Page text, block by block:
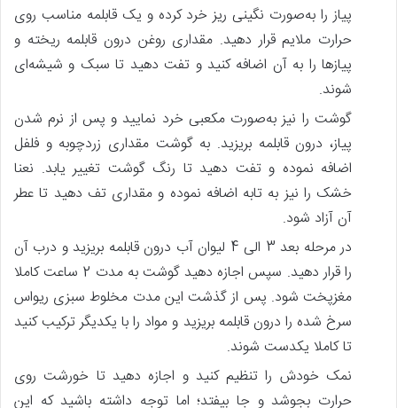
پیاز را به‌صورت نگینی ریز خرد کرده و یک قابلمه مناسب روی
حرارت ملایم قرار دهید. مقداری روغن درون قابلمه ریخته و
پیازها را به آن اضافه کنید و تفت دهید تا سبک و شیشه‌ای
شوند.
گوشت را نیز به‌صورت مکعبی خرد نمایید و پس‌ از نرم شدن
پیاز، درون قابلمه بریزید. به گوشت مقداری زردچوبه و فلفل
اضافه نموده و تفت دهید تا رنگ گوشت تغییر یابد. نعنا
خشک را نیز به تابه اضافه نموده و مقداری تف دهید تا عطر
آن آزاد شود.
در مرحله بعد 3 الی 4 لیوان آب درون قابلمه بریزید و درب آن
را قرار دهید. سپس اجازه دهید گوشت به مدت 2 ساعت کاملا
مغزپخت شود. پس‌ از گذشت این مدت مخلوط سبزی ریواس
سرخ شده را درون قابلمه بریزید و مواد را با یکدیگر ترکیب کنید
تا کاملا یکدست شوند.
نمک خودش را تنظیم کنید و اجازه دهید تا خورشت روی
حرارت بجوشد و جا بیفتد؛ اما توجه داشته باشید که این